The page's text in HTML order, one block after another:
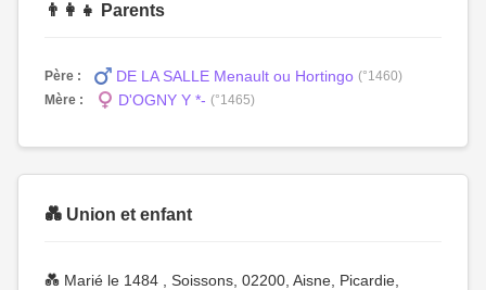
👨‍👩‍👧 Parents
Père : DE LA SALLE Menault ou Hortingo (°1460)
Mère :
D'OGNY Y *- (°1465)
💑 Union et enfant
💑 Marié le 1484 , Soissons, 02200, Aisne, Picardie,